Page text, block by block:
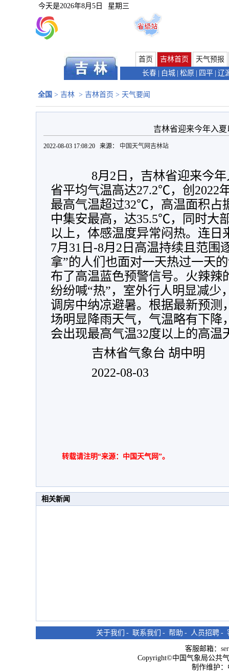
今天是2026年8月5日 星期三
首页 吉林首页
天气预报
长春
白城 松原 四平 辽
全国 > 吉林 > 吉林首页 > 天气要闻
吉林省迎来今年入
2022-08-03 17:08:20 来源： 中国天气网吉林站
8月2日，吉林省迎来今年
省平均气温高达27.2℃，创2022
最高气温超过32℃，高温面积占
中集安最高，达35.5℃，同时大
以上，体感温度异常闷热。连日
7月31日-8月2日高温持续且范围
拿”的人们也面对一天热过一天
布了高温蓝色预警信号。火辣辣
纷纷喊“热”，室外行人明显减少
调房中纳凉避暑。根据最新预测
场明显降雨天气，气温略有下降
会出现最高气温32度以上的高温
吉林省气象台 胡中明
2022-08-03
转载请注明“来源：中国天气网”。
相关新闻
关于我们 - 联系我们 - 帮助 - 人员招聘 -
客服邮箱：
Copyright©中国气象局公共
制作维护